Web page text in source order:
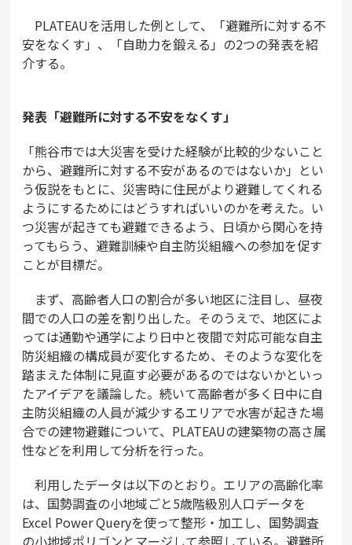
PLATEAUを活用した例として、「避難所に対する不
安をなくす」、「自助力を鍛える」の2つの発表を紹
介する。
発表「避難所に対する不安をなくす」
「熊谷市では大災害を受けた経験が比較的少ないこと
から、避難所に対する不安があるのではないか」とい
う仮説をもとに、災害時に住民がより避難してくれる
ようにするためにはどうすればいいのかを考えた。い
つ災害が起きても避難できるよう、日頃から関心を持
ってもらう、避難訓練や自主防災組織への参加を促す
ことが目標だ。
まず、高齢者人口の割合が多い地区に注目し、昼夜
間での人口の差を割り出した。そのうえで、地区によ
っては通勤や通学により日中と夜間で対応可能な自主
防災組織の構成員が変化するため、そのような変化を
踏まえた体制に見直す必要があるのではないかといっ
たアイデアを議論した。続いて高齢者が多く日中に自
主防災組織の人員が減少するエリアで水害が起きた場
合での建物避難について、PLATEAUの建築物の高さ属
性などを利用して分析を行った。
利用したデータは以下のとおり。エリアの高齢化率
は、国勢調査の小地域ごと5歳階級別人口データを
Excel Power Queryを使って整形・加工し、国勢調査